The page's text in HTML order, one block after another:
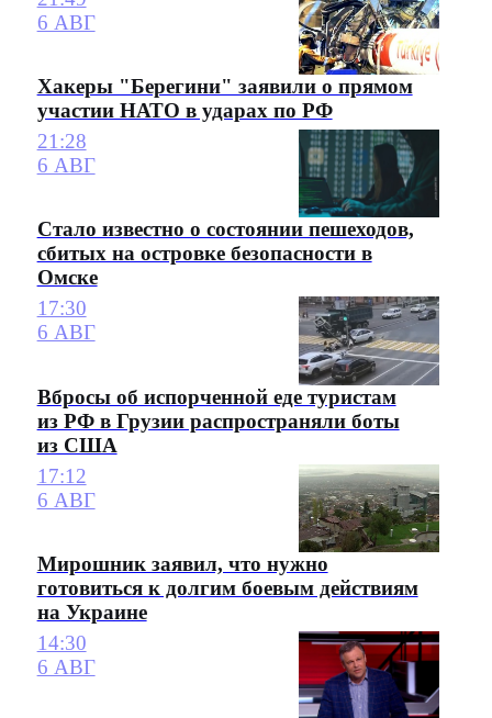
6 АВГ
Хакеры "Берегини" заявили о прямом
участии НАТО в ударах по РФ
21:28
6 АВГ
Стало известно о состоянии пешеходов,
сбитых на островке безопасности в
Омске
17:30
6 АВГ
Вбросы об испорченной еде туристам
из РФ в Грузии распространяли боты
из США
17:12
6 АВГ
Мирошник заявил, что нужно
готовиться к долгим боевым действиям
на Украине
14:30
6 АВГ